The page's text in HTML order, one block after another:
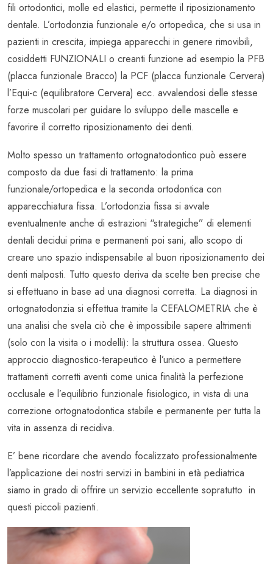
fili ortodontici, molle ed elastici, permette il riposizionamento
dentale. L’ortodonzia funzionale e/o ortopedica, che si usa in
pazienti in crescita, impiega apparecchi in genere rimovibili,
cosiddetti FUNZIONALI o creanti funzione ad esempio la PFB
(placca funzionale Bracco) la PCF (placca funzionale Cervera)
l’Equi-c (equilibratore Cervera) ecc. avvalendosi delle stesse
forze muscolari per guidare lo sviluppo delle mascelle e
favorire il corretto riposizionamento dei denti.
Molto spesso un trattamento ortognatodontico può essere
composto da due fasi di trattamento: la prima
funzionale/ortopedica e la seconda ortodontica con
apparecchiatura fissa. L’ortodonzia fissa si avvale
eventualmente anche di estrazioni “strategiche” di elementi
dentali decidui prima e permanenti poi sani, allo scopo di
creare uno spazio indispensabile al buon riposizionamento dei
denti malposti. Tutto questo deriva da scelte ben precise che
si effettuano in base ad una diagnosi corretta. La diagnosi in
ortognatodonzia si effettua tramite la CEFALOMETRIA che è
una analisi che svela ciò che è impossibile sapere altrimenti
(solo con la visita o i modelli): la struttura ossea. Questo
approccio diagnostico-terapeutico è l’unico a permettere
trattamenti corretti aventi come unica finalità la perfezione
occlusale e l’equilibrio funzionale fisiologico, in vista di una
correzione ortognatodontica stabile e permanente per tutta la
vita in assenza di recidiva.
E’ bene ricordare che avendo focalizzato professionalmente
l’applicazione dei nostri servizi in bambini in età pediatrica
siamo in grado di offrire un servizio eccellente sopratutto in
questi piccoli pazienti.